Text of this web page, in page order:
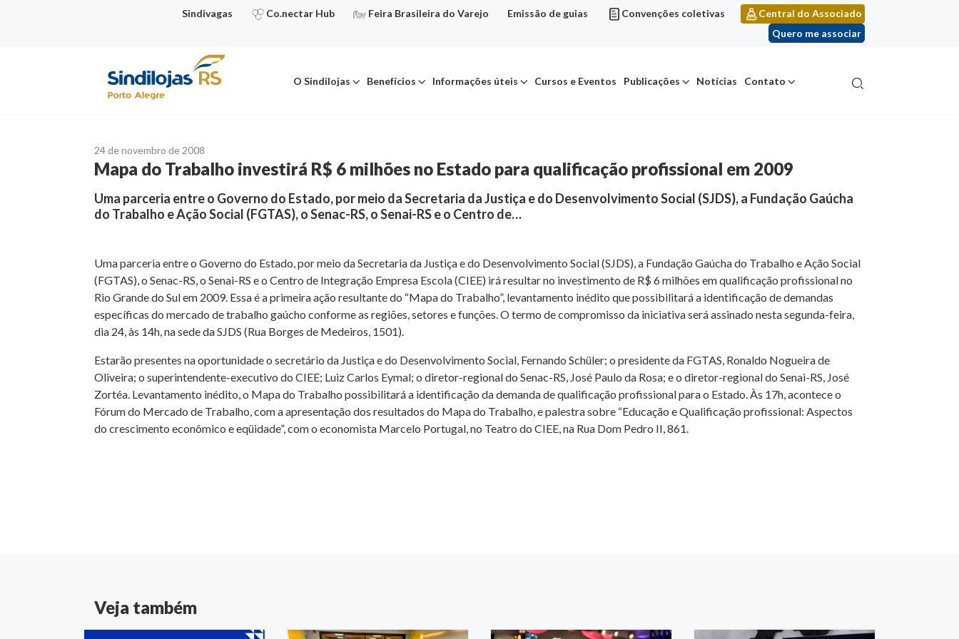
Sindivagas Co.nectar Hub Feira Brasileira do Varejo Emissão de guias Convenções coletivas
Central do Associado
Quero me associar
O Sindilojas Benefícios Informações úteis Cursos e Eventos Publicações Notícias Contato
24 de novembro de 2008
Mapa do Trabalho investirá R$ 6 milhões no Estado para qualificação profissional em 2009
Uma parceria entre o Governo do Estado, por meio da Secretaria da Justiça e do Desenvolvimento Social (SJDS), a Fundação Gaúcha
do Trabalho e Ação Social (FGTAS), o Senac-RS, o Senai-RS e o Centro de…
Uma parceria entre o Governo do Estado, por meio da Secretaria da Justiça e do Desenvolvimento Social (SJDS), a Fundação Gaúcha do Trabalho e Ação Social
(FGTAS), o Senac-RS, o Senai-RS e o Centro de Integração Empresa Escola (CIEE) irá resultar no investimento de R$ 6 milhões em qualificação profissional no
Rio Grande do Sul em 2009. Essa é a primeira ação resultante do “Mapa do Trabalho”, levantamento inédito que possibilitará a identificação de demandas
específicas do mercado de trabalho gaúcho conforme as regiões, setores e funções. O termo de compromisso da iniciativa será assinado nesta segunda-feira,
dia 24, às 14h, na sede da SJDS (Rua Borges de Medeiros, 1501).
Estarão presentes na oportunidade o secretário da Justiça e do Desenvolvimento Social, Fernando Schüler; o presidente da FGTAS, Ronaldo Nogueira de
Oliveira; o superintendente-executivo do CIEE; Luiz Carlos Eymal; o diretor-regional do Senac-RS, José Paulo da Rosa; e o diretor-regional do Senai-RS, José
Zortéa. Levantamento inédito, o Mapa do Trabalho possibilitará a identificação da demanda de qualificação profissional para o Estado. Às 17h, acontece o
Fórum do Mercado de Trabalho, com a apresentação dos resultados do Mapa do Trabalho, e palestra sobre “Educação e Qualificação profissional: Aspectos
do crescimento econômico e eqüidade”, com o economista Marcelo Portugal, no Teatro do CIEE, na Rua Dom Pedro II, 861.
Veja também